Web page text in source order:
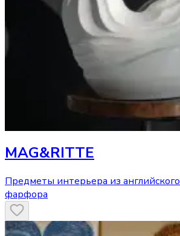
MAG&RITTE
Предметы интерьера из
фарфора